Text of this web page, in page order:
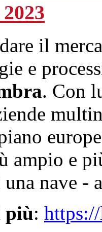
il
e
. Con
ampio e
nave -
più: